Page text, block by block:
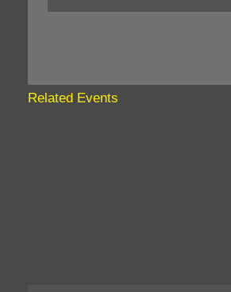
Related Events